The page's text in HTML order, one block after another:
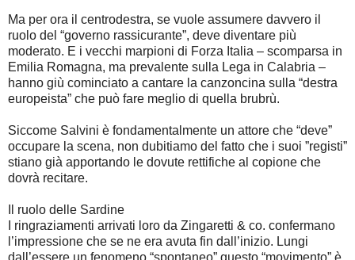
Ma per ora il centrodestra, se vuole assumere davvero il
ruolo del “governo rassicurante”, deve diventare più
moderato. E i vecchi marpioni di Forza Italia – scomparsa in
Emilia Romagna, ma prevalente sulla Lega in Calabria –
hanno giù cominciato a cantare la canzoncina sulla “destra
europeista” che può fare meglio di quella brubrù.
Siccome Salvini è fondamentalmente un attore che “deve”
occupare la scena, non dubitiamo del fatto che i suoi ”registi”
stiano già apportando le dovute rettifiche al copione che
dovrà recitare.
Il ruolo delle Sardine
I ringraziamenti arrivati loro da Zingaretti & co. confermano
l’impressione che se ne era avuta fin dall’inizio. Lungi
dall’essere un fenomeno “spontaneo” questo “movimento” è